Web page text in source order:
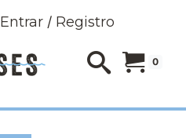
Entrar/ Registro
0